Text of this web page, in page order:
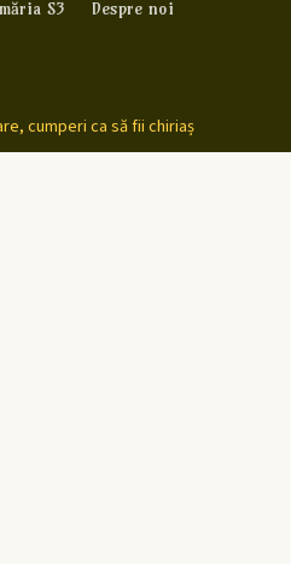
S3 Despre noi
cumperi ca să fii chiriaș